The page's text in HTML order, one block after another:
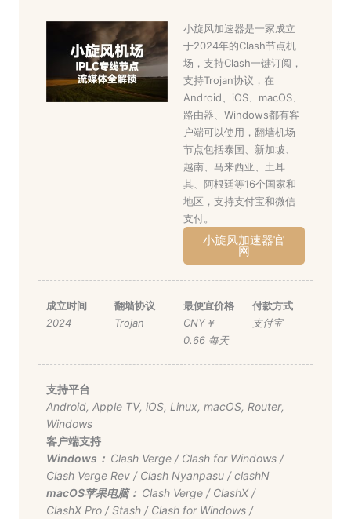
小旋风加速器是一家成立
于2024年的Clash节点机
场，支持Clash一键订阅，
支持Trojan协议，在
Android、iOS、macOS、
路由器、Windows都有客
户端可以使用，翻墙机场
节点包括泰国、新加坡、
越南、马来西亚、土耳
其、阿根廷等16个国家和
地区，支持支付宝和微信
支付。
小旋风加速器官
网
成立时间
2024
翻墙协议
Trojan
最便宜价格
CNY￥
0.66 每天
付款方式
支付宝
支持平台
Android, Apple TV, iOS, Linux, macOS, Router,
Windows
客户端支持
Windows： Clash Verge/ Clash for Windows/
Clash Verge Rev/ Clash Nyanpasu/clashN
macOS苹果电脑： Clash Verge/ ClashX/
ClashX Pro/Stash/ Clash for Windows/